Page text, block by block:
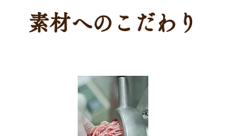
素材へのこだわり